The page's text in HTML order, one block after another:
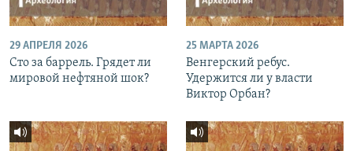
29 АПРЕЛЯ 2026
Сто за баррель. Грядет ли
мировой нефтяной шок?
25 МАРТА 2026
Венгерский ребус.
Удержится ли у власти
Виктор Орбан?